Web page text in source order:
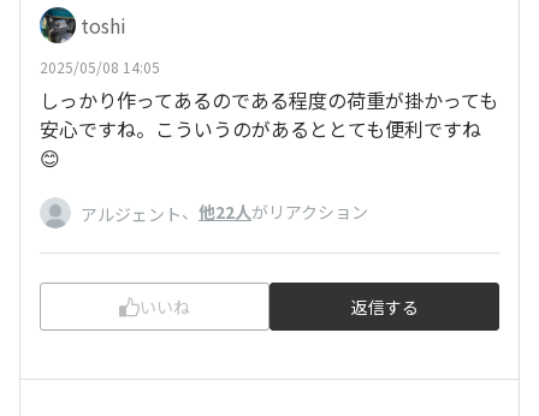
toshi
2025/05/08 14:05
しっかり作ってあるのである程度の荷重が掛かっても
安心ですね。こういうのがあるととても便利ですね
😊
アルジェント、 他22人がリアクション
いいね 返信する